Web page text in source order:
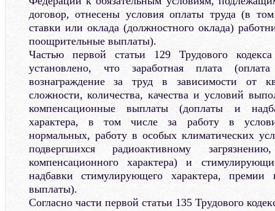
договор, отнесены условия оплаты труда (в
ставки или оклада (должностного оклада)
поощрительные выплаты).
Частью первой статьи 129 Трудового
установлено, что заработная плата
вознаграждение за труд в зависимости от
сложности, количества, качества и условий
компенсационные выплаты (доплаты и
характера, в том числе за работу в
нормальных, работу в особых климатических
подвергшихся радиоактивному
компенсационного характера) и
надбавки стимулирующего характера,
выплаты).
Согласно части первой статьи 135 Трудового